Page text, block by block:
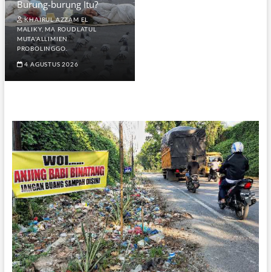
Burung-burung Itu?
KHAIRUL AZZAM EL
MALIKY, MA ROUDLATUL
MUTA'ALLIMIEN
PROBOLINGGO.
4 AGUSTUS 2026